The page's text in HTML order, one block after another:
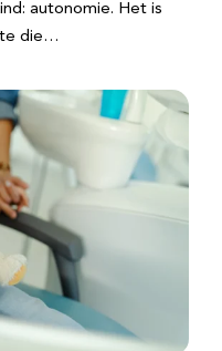
autonomie. Het is
die…